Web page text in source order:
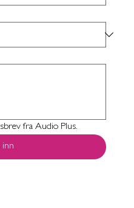
fra Audio Plus.
inn